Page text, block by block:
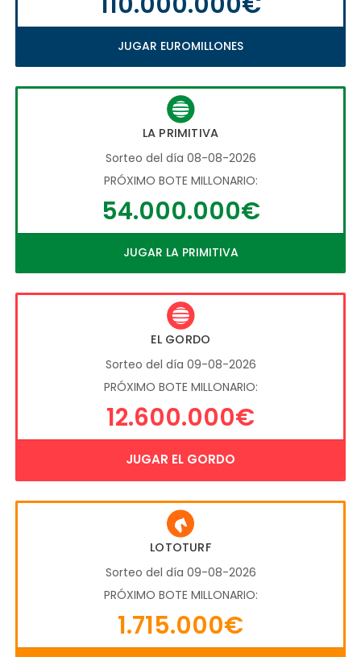
JUGAR EUROMILLONES
LA PRIMITIVA
Sorteo del día 08-08-2026
PRÓXIMO BOTE MILLONARIO:
54.000.000€
JUGAR LA PRIMITIVA
EL GORDO
Sorteo del día 09-08-2026
PRÓXIMO BOTE MILLONARIO:
12.600.000€
JUGAR EL GORDO
LOTOTURF
Sorteo del día 09-08-2026
PRÓXIMO BOTE MILLONARIO:
1.715.000€